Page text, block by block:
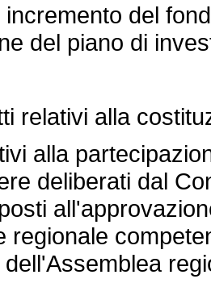
del
del piano di
relativi alla
alla
deliberati dal
regionale